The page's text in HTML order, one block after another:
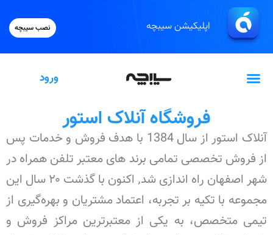
نصب سیبچه اپلیکیشن سیبچه
ورود
فروشگاه آنلاک استور
آنلاک استور از سال 1384 با هدف فروش و خدمات پس
از فروش تخصصی تمامی برند های معتبر تلفن همراه در
شهر اصفهان راه اندازی شد٬ اکنون با گذشت ۲۰ سال این
مجموعه با تکیه بر تجربه، اعتماد مشتریان و بهره‌گیری از
تیمی متخصص، به یکی از معتبرترین مراکز فروش و